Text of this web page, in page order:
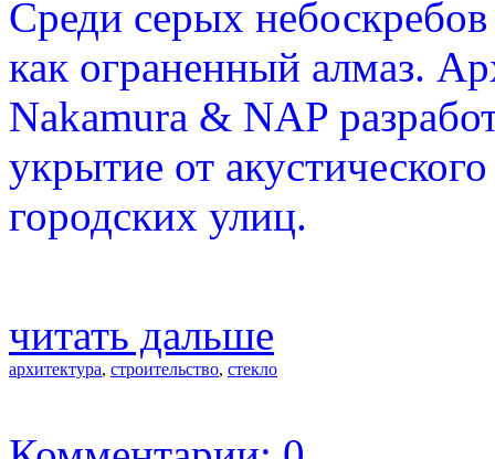
Среди серых
как ограненный алмаз.
Nakamura & NAP
укрытие от
городских улиц.
читать дальше
архитектура, строительство, стекло